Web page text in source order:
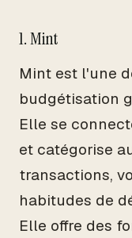
1. Mint
Mint est l'une
budgétisation
Elle se
et catégorise
transactions,
habitudes de
Elle offre des